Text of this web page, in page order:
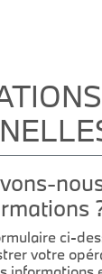
ci-
votre